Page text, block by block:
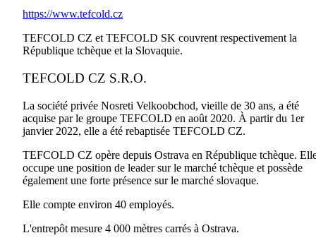
https://www.tefcold.cz
TEFCOLD CZ et TEFCOLD SK couvrent respectivement la
République tchèque et la Slovaquie.
TEFCOLD CZ S.R.O.
La société privée Nosreti Velkoobchod, vieille de 30 ans, a été
acquise par le groupe TEFCOLD en août 2020. À partir du 1er
janvier 2022, elle a été rebaptisée TEFCOLD CZ.
TEFCOLD CZ opère depuis Ostrava en République tchèque.
occupe une position de leader sur le marché tchèque et possède
également une forte présence sur le marché slovaque.
Elle compte environ 40 employés.
L'entrepôt mesure 4 000 mètres carrés à Ostrava.